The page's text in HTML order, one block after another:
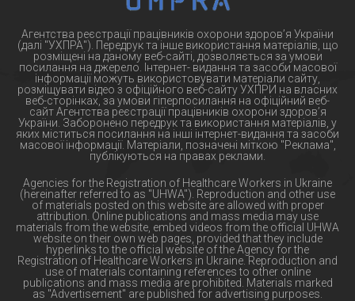
Агентства реєстрації працівників охорони здоров’я України
(далі "УХПРА"). Передрук та інше використання матеріалів, що
розміщені на даному веб-сайті, дозволяється за умови
посилання на джерело. Інтернет- видання та засоби масової
інформації можуть використовувати матеріали сайту,
розміщувати відео з офіційного веб-сайту УХПРИ на власних
веб-сторінках, за умови гіперпосилання на офіційний веб-
сайт Агентства реєстрації працівників охорони здоров’я
України. Заборонено передрук та використання матеріалів, у
яких міститься посилання на інші інтернет-видання та засоби
масової інформації. Матеріали, позначені міткою "Реклама",
публікуються на правах реклами.
Agencies for the Registration of Healthcare Workers in Ukraine
(hereinafter referred to as "UHWA"). Reproduction and other use
of materials posted on this website are allowed with proper
attribution. Online publications and mass media may use
materials from the website, embed videos from the official UHWA
website on their own web pages, provided that they include
hyperlinks to the official website of the Agency for the
Registration of Healthcare Workers in Ukraine. Reproduction and
use of materials containing references to other online
publications and mass media are prohibited. Materials marked
as "Advertisement" are published for advertising purposes.